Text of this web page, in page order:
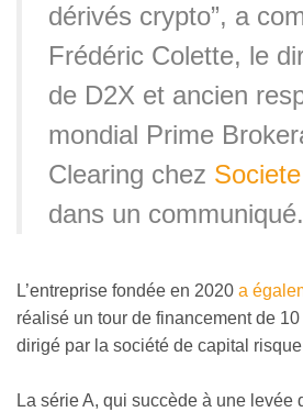
dérivés crypto”, a
Frédéric Colette, le
de D2X et ancien
mondial Prime
Clearing chez
dans un communiqué.
L’entreprise fondée en 2020 a
réalisé un tour de financement de
dirigé par la société de capital
La série A, qui succède à une levée